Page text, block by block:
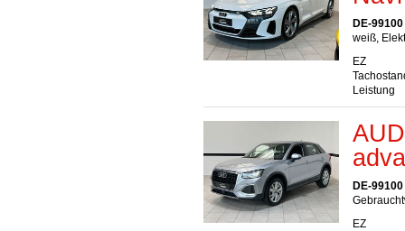
DE-
weiß,
EZ
Leistung
DE-
EZ